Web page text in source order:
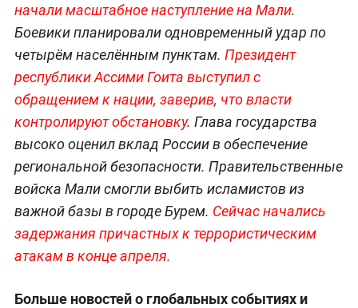
начали масштабное наступление на Мали.
Боевики планировали одновременный удар по
четырём населённым пунктам. Президент
республики Ассими Гоита выступил с
обращением к нации, заверив, что власти
контролируют обстановку. Глава государства
высоко оценил вклад России в обеспечение
региональной безопасности. Правительственные
войска Мали смогли выбить исламистов из
важной базы в городе Бурем. Сейчас начались
задержания причастных к террористическим
атакам в конце апреля.
Больше новостей о глобальных событиях и